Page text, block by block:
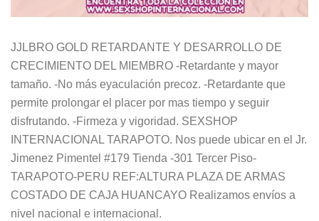
JJLBRO GOLD RETARDANTE Y DESARROLLO DE
CRECIMIENTO DEL MIEMBRO -Retardante y mayor
tamaño. -No más eyaculación precoz. -Retardante que
permite prolongar el placer por mas tiempo y seguir
disfrutando. -Firmeza y vigoridad. SEXSHOP
INTERNACIONAL TARAPOTO. Nos puede ubicar en el Jr.
Jimenez Pimentel #179 Tienda -301 Tercer Piso-
TARAPOTO-PERU REF:ALTURA PLAZA DE ARMAS
COSTADO DE CAJA HUANCAYO Realizamos envíos a
nivel nacional e internacional.